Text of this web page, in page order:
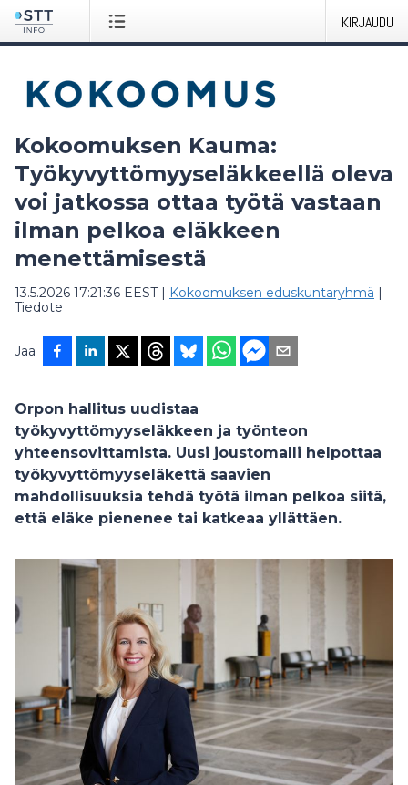
KIRJAUDU
Kokoomuksen Kauma:
Työkyvyttömyyseläkkeellä oleva
voi jatkossa ottaa työtä vastaan
ilman pelkoa eläkkeen
menettämisestä
13.5.2026 17:21:36 EEST| Kokoomuksen eduskuntaryhmä |
Tiedote
Jaa
Orpon hallitus uudistaa
työkyvyttömyyseläkkeen ja työnteon
yhteensovittamista. Uusi joustomalli helpottaa
työkyvyttömyyseläkettä saavien
mahdollisuuksia tehdä työtä ilman pelkoa siitä,
että eläke pienenee tai katkeaa yllättäen.